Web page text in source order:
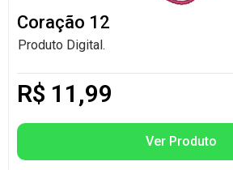
Coração 12
Produto Digital.
R$ 11,99
Ver Produto